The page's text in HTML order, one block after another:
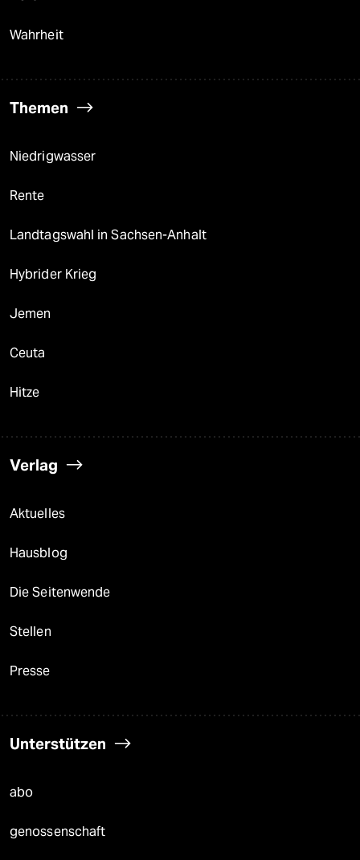
Wahrheit
Themen
Niedrigwasser
Rente
Landtagswahl in Sachsen-Anhalt
Hybrider Krieg
Jemen
Ceuta
Hitze
Verlag
Aktuelles
Hausblog
Die Seitenwende
Stellen
Presse
Unterstützen
abo
genossenschaft